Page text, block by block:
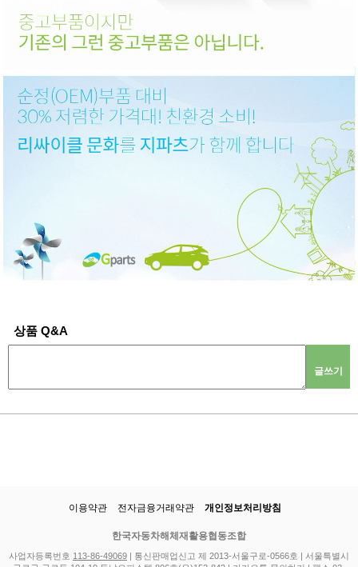
상품 Q&A
글쓰기
이용약관 전자금융거래약관 개인정보처리방침
한국자동차해체재활용협동조합
사업자등록번호 113-86-49069 | 통신판매업신고 제 2013-서울구로-0566호 | 서울특별시